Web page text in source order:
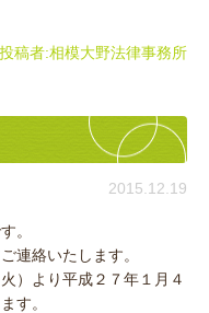
投稿者:相模大野法律事務所
2015.12.19
。
連絡いたします。
）より平成２７年１月４
す。